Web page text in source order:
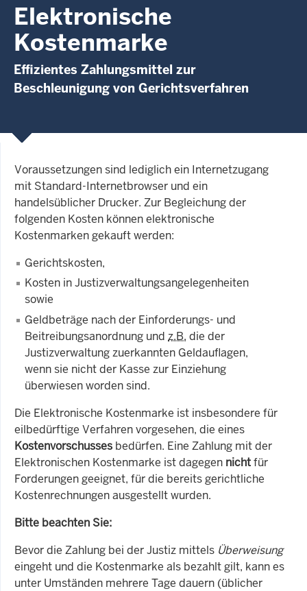
Elektronische
Kostenmarke
Effizientes Zahlungsmittel zur
Beschleunigung von Gerichtsverfahren
Voraussetzungen sind lediglich ein Internetzugang
mit Standard-Internetbrowser und ein
handelsüblicher Drucker. Zur Begleichung der
folgenden Kosten können elektronische
Kostenmarken gekauft werden:
Gerichtskosten,
Kosten in Justizverwaltungsangelegenheiten
sowie
Geldbeträge nach der Einforderungs- und
Beitreibungsanordnung und z.B. die der
Justizverwaltung zuerkannten Geldauflagen,
wenn sie nicht der Kasse zur Einziehung
überwiesen worden sind.
Die Elektronische Kostenmarke ist insbesondere für
eilbedürftige Verfahren vorgesehen, die eines
Kostenvorschusses bedürfen. Eine Zahlung mit der
Elektronischen Kostenmarke ist dagegen nichtfür
Forderungen geeignet, für die bereits gerichtliche
Kostenrechnungen ausgestellt wurden.
Bitte beachten Sie:
Bevor die Zahlung bei der Justiz mittels Überweisung
eingeht und die Kostenmarke als bezahlt gilt, kann es
unter Umständen mehrere Tage dauern (üblicher